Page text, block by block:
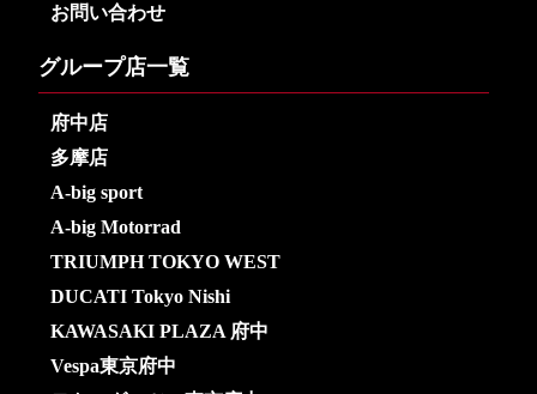
お問い合わせ
グループ店一覧
府中店
多摩店
A-big sport
A-big Motorrad
TRIUMPH TOKYO WEST
DUCATI Tokyo Nishi
KAWASAKI PLAZA 府中
Vespa東京府中